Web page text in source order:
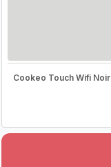
Cookeo Touch Wifi Noir